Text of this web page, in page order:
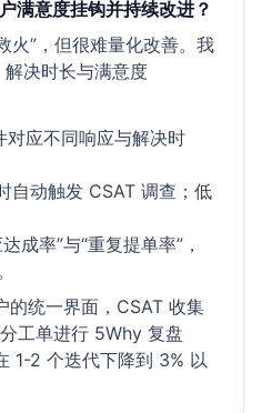
满意度挂钩并持续改进？
火”，但很难量化改善。我
决时长与满意度
应不同响应与解决时
自动触发 CSAT 调查；低
成率”与“重复提单率”，
统一界面，CSAT 收集
工单进行 5Why 复盘
1-2 个迭代下降到 3% 以